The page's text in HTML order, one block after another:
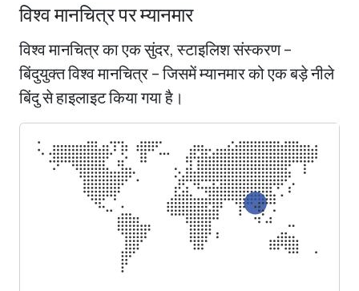
विश्व मानचित्र पर म्यानमार
विश्व मानचित्र का एक सुंदर, स्टाइलिश संस्करण –
बिंदुयुक्त विश्व मानचित्र – जिसमें म्यानमार को एक बड़े नीले
बिंदु से हाइलाइट किया गया है।